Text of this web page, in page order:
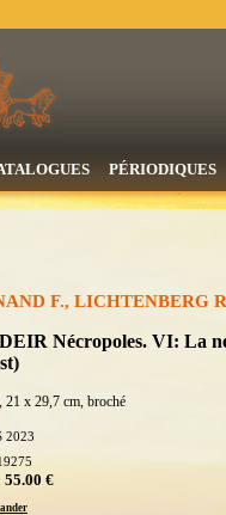
PÉRIODIQUES
F., LICHTENBERG
Nécropoles. VI: La
21 x 29,7 cm, broché
2023
55.00 €